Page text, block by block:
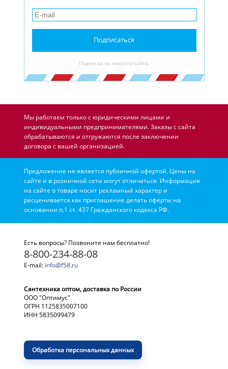
Подписаться
Подписка на новости сайта.
Мы работаем только с юридическими лицами и
индивидуальными предпринимателями. Заказы с сайта
обрабатываются и отгружаются после заключении
договора с вашей организацией.
Предложение не является публичной офертой. Цены на
сайте и в розничной сети могут отличаться. Информация
на сайте о товаре носит рекламный характер и
расценивается как приглашение делать оферты на
основании п.1 ст. 437 Гражданского кодекса РФ.
Есть вопросы? Позвоните нам бесплатно!
8-800-234-88-08
E-mail: info@f58.ru
Сантехника оптом, доставка по России
ООО "Оптимус"
ОГРН 1125835007100
ИНН 5835099479
Обработка персональных данных